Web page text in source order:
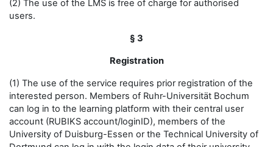
(2) The use of the LMS is free of charge for authorised
users.
§ 3
Registration
(1) The use of the service requires prior registration of the
interested person. Members of Ruhr-Universität Bochum
can log in to the learning platform with their central user
account (RUBIKS account/loginID), members of the
University of Duisburg-Essen or the Technical University of